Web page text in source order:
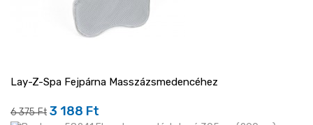
Lay-Z-Spa Fejpárna Masszázsmedencéhez
Regular
6 375 Ft Ár
3 188 Ft